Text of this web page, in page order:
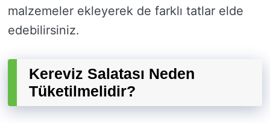
malzemeler ekleyerek de farklı tatlar elde
edebilirsiniz.
Kereviz Salatası Neden
Tüketilmelidir?